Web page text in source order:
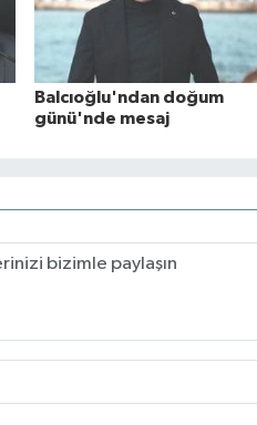
Balcıoğlu'ndan doğum
günü'nde mesaj